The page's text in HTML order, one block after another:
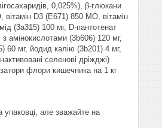
0,025%), β-глюкани
D3 (E671) 850 МО, вітамін
(3a315) 100 мг, D-пантотенат
амінокислотами (3b606) 120 мг,
60 мг, йодид калію (3b201) 4 мг,
селенові дріжджі)
флори кишечника на 1 кг
упаковці, але зважайте на